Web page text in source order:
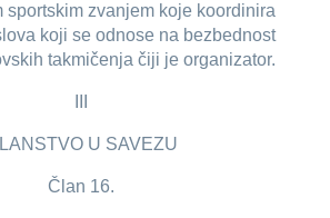
sportskim zvanjem koje koordinira
koji se odnose na bezbednost
takmičenja čiji je organizator.
U SAVEZU
Član 16.